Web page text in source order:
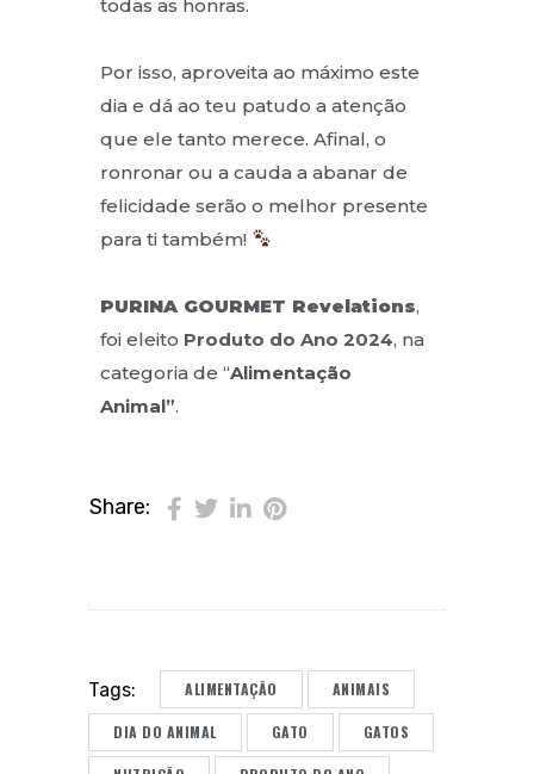
todas as honras.
Por isso, aproveita ao máximo este
dia e dá ao teu patudo a atenção
que ele tanto merece. Afinal, o
ronronar ou a cauda a abanar de
felicidade serão o melhor presente
para ti também!
PURINA GOURMET Revelations,
foi eleito Produto do Ano 2024, na
categoria de “Alimentação
Animal”.
Share:
Tags: ALIMENTAÇÃO ANIMAIS
DIA DO ANIMAL GATO GATOS